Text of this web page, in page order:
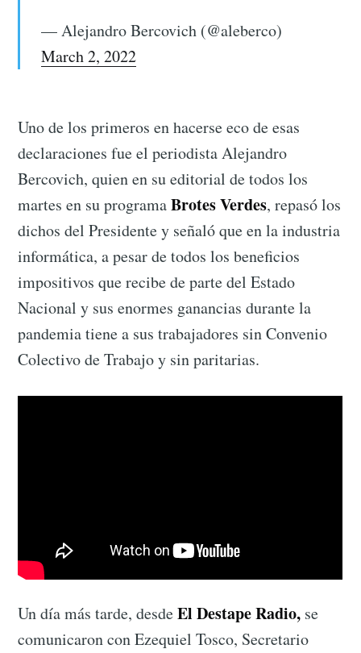
— Alejandro Bercovich (@aleberco)
March 2, 2022
Uno de los primeros en hacerse eco de esas
declaraciones fue el periodista Alejandro
Bercovich, quien en su editorial de todos los
martes en su programaBrotes Verdes, repasó los
dichos del Presidente y señaló que en la industria
informática, a pesar de todos los beneficios
impositivos que recibe de parte del Estado
Nacional y sus enormes ganancias durante la
pandemia tiene a sus trabajadores sin Convenio
Colectivo de Trabajo y sin paritarias.
Un día más tarde, desdeEl Destape Radio, se
comunicaron con Ezequiel Tosco, Secretario